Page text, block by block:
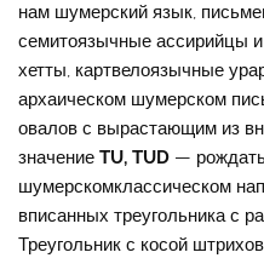
нам шумерский язык,
семитоязычные ассирийцы
хетты, картвелоязычные
архаическом шумерском
овалов с вырастающим из
значениеTU,TUD —
шумерскомклассическом
вписанных треугольника с
Треугольник с косой